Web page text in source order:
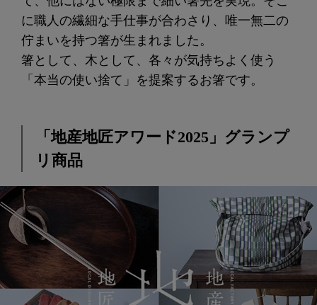
に職人の繊細な手仕事が合わさり、唯一無二の
佇まいを持つ箸が生まれました。
箸として、木として、各々が気持ちよく使う
「本当の使い捨て」を提案するお箸です。
「地産地匠アワード2025」グランプ
リ商品